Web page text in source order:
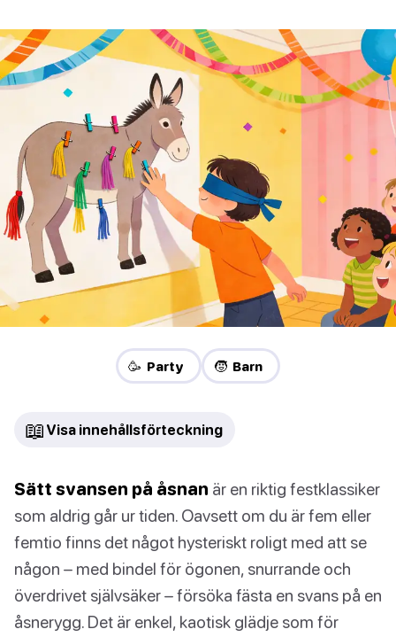
🥳 Party 🧒 Barn
📖 Visa innehållsförteckning
Sätt svansen på åsnan är en riktig festklassiker
som aldrig går ur tiden. Oavsett om du är fem eller
femtio finns det något hysteriskt roligt med att se
någon – med bindel för ögonen, snurrande och
överdrivet självsäker – försöka fästa en svans på en
åsnerygg. Det är enkel, kaotisk glädje som för